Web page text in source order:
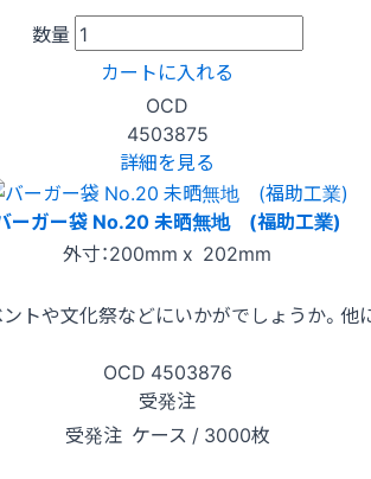
数量
カートに入れる
OCD
4503875
詳細を見る
ーガー袋 No.20 未晒無地 (福助工業)
外寸：200mm x 202mm
や文化祭などにいかがでしょうか。他
OCD 4503876
受発注
受発注 ケース / 3000枚